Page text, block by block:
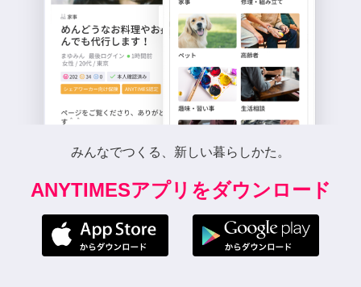
みんなでつくる、新しい暮らしかた。
ANYTIMESアプリをダウンロード